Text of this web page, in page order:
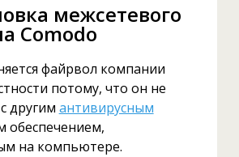
межсетевого
Comodo
файрвол компании
потому, что он не
другим антивирусным
обеспечением,
на компьютере.